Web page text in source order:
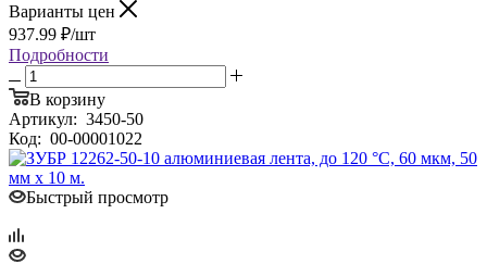
Варианты цен
937.99 ₽/шт
Подробности
В корзину
Артикул: 3450-50
Код: 00-00001022
Быстрый просмотр